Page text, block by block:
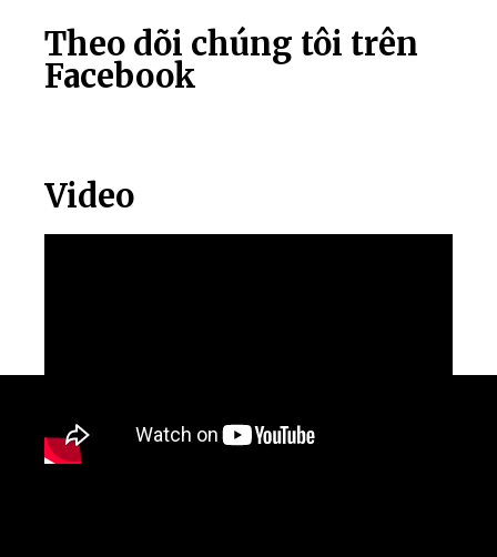
Theo dõi chúng tôi trên
Facebook
Video